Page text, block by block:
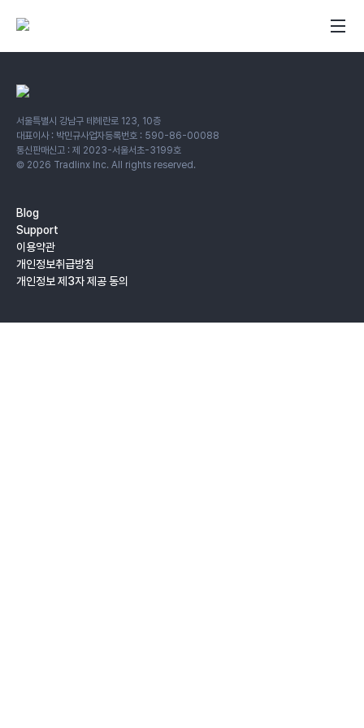
서울특별시 강남구 테헤란로 123, 10층
대표이사 : 박민규사업자등록번호 : 590-86-00088
통신판매신고 : 제 2023-서울서초-3199호
© 2026 Tradlinx Inc. All rights reserved.
Blog
Support
이용약관
개인정보취급방침
개인정보 제3자 제공 동의